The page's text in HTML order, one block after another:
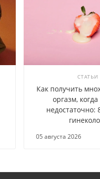
СТАТЬИ
05 августа 2026
Как получить
оргазм,
недостаточно: